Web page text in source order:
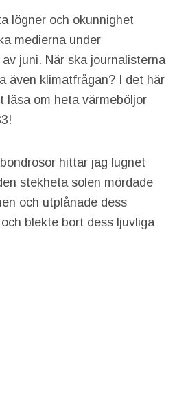
lögner och okunnighet
medierna under
juni. När ska journalisterna
även klimatfrågan? I det här
läsa om heta värmeböljor
hittar jag lugnet
stekheta solen mördade
och utplånade dess
blekte bort dess ljuvliga